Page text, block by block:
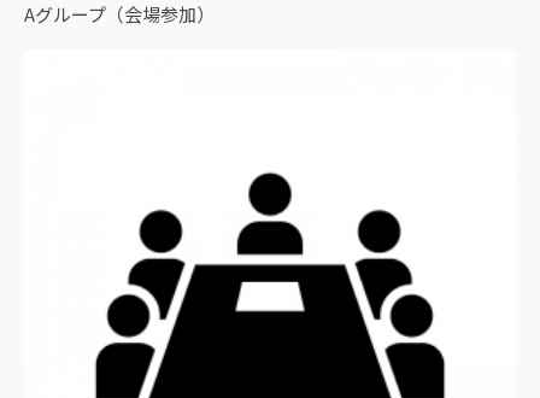
Aグループ（会場参加）